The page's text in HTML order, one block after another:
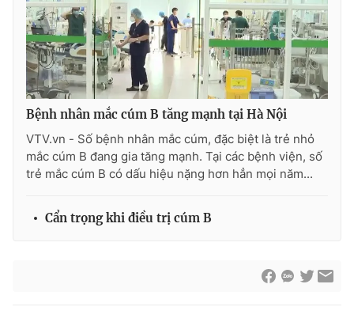
Ðiện thoại Thời báo VTV:
024.66 897 897
Email:toasoan@vtv.vn
Liên hệ quảng cáo:024-7300.7108
® Cấm sao chép dưới mọi hình thức nếu không có sự chấp
Bệnh nhân mắc cúm B tăng mạnh tại Hà Nội
VTV.vn - Số bệnh nhân mắc cúm, đặc biệt là trẻ nhỏ
mắc cúm B đang gia tăng mạnh. Tại các bệnh viện, số
trẻ mắc cúm B có dấu hiệu nặng hơn hẳn mọi năm...
Cẩn trọng khi điều trị cúm B